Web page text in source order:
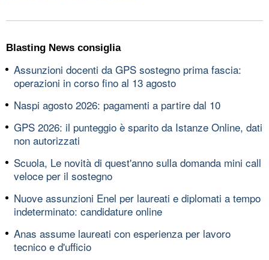
Blasting News consiglia
Assunzioni docenti da GPS sostegno prima fascia:
operazioni in corso fino al 13 agosto
Naspi agosto 2026: pagamenti a partire dal 10
GPS 2026: il punteggio è sparito da Istanze Online, dati
non autorizzati
Scuola, Le novità di quest'anno sulla domanda mini call
veloce per il sostegno
Nuove assunzioni Enel per laureati e diplomati a tempo
indeterminato: candidature online
Anas assume laureati con esperienza per lavoro
tecnico e d'ufficio